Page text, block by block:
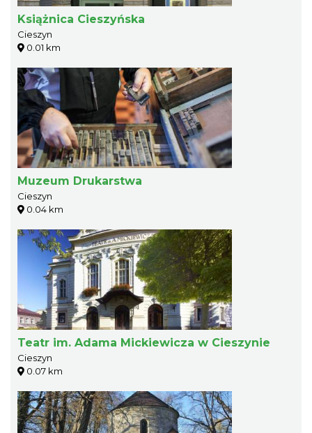
Książnica Cieszyńska
Cieszyn
0.01 km
Muzeum Drukarstwa
Cieszyn
0.04 km
Teatr im. Adama Mickiewicza w Cieszynie
Cieszyn
0.07 km